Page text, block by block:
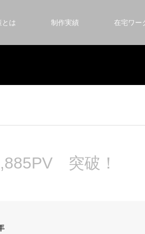
とは 制作実績 在宅ワー
突破！